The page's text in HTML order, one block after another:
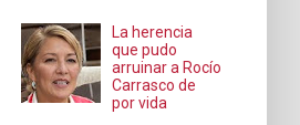
La herencia
que pudo
arruinar a Rocío
Carrasco de
por vida